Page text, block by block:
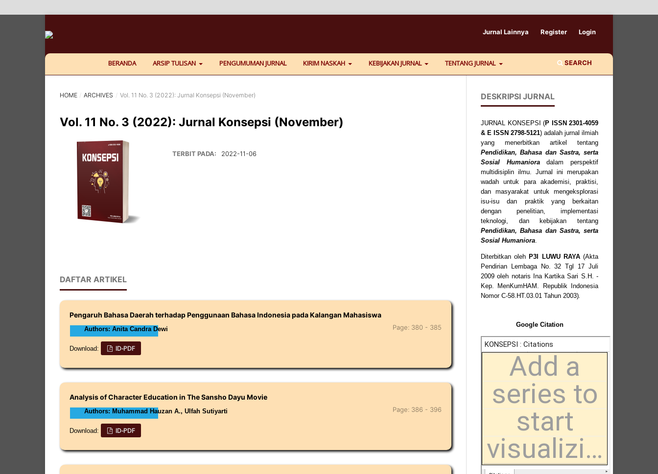
BERANDA ARSIP TULISAN PENGUMUMAN JURNAL KIRIM NASKAH KEBIJAKAN JURNAL TENTANG JURNAL SEARCH
Jurnal Lainnya Register Login
HOME / ARCHIVES / Vol. 11 No. 3 (2022): Jurnal Konsepsi (November)
Vol. 11 No. 3 (2022): Jurnal Konsepsi (November)
TERBIT PADA: 2022-11-06
DAFTAR ARTIKEL
Pengaruh Bahasa Daerah terhadap Penggunaan Bahasa Indonesia pada Kalangan Mahasiswa
Authors: Anita Candra Dewi Page: 380 - 385
Download: ID-PDF
Analysis of Character Education in The Sansho Dayu Movie
Authors: Muhammad Hauzan A., Ulfah Sutiyarti Page: 386 - 396
Download: ID-PDF
DESKRIPSI JURNAL
JURNAL KONSEPSI (P ISSN 2301-4059
& E ISSN 2798-5121) adalah jurnal ilmiah
yang menerbitkan artikel tentang
Pendidikan, Bahasa dan Sastra, serta
Sosial Humanioradalam perspektif
multidisiplin ilmu. Jurnal ini merupakan
wadah untuk para akademisi, praktisi,
dan masyarakat untuk mengeksplorasi
isu-isu dan praktik yang berkaitan
dengan penelitian, implementasi
teknologi, dan kebijakan tentang
Pendidikan, Bahasa dan Sastra, serta
Sosial Humaniora
Diterbitkan oleh P3I LUWU RAYA(Akta
Pendirian Lembaga No. 32 Tgl 17 Juli
2009 oleh notaris Ina Kartika Sari S.H. -
Kep. MenKumHAM. Republik Indonesia
Nomor C-58.HT.03.01 Tahun 2003)
Google Citation